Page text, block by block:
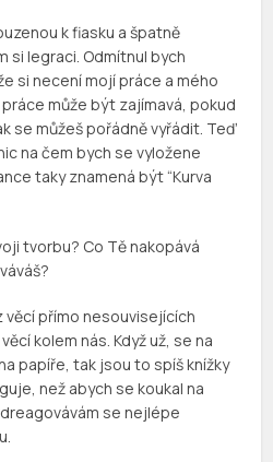
k fiasku a špatně
si legraci. Odmítnul bych
si necení mojí práce a mého
může být zajímavá, pokud
se můžeš pořádně vyřádit. Teď
na čem bych se vyložene
taky znamená být “Kurva
tvorbu? Co Tě nakopává
přímo nesouvisejících
kolem nás. Když už, se na
papíře, tak jsou to spíš knížky
než abych se koukal na
se nejlépe